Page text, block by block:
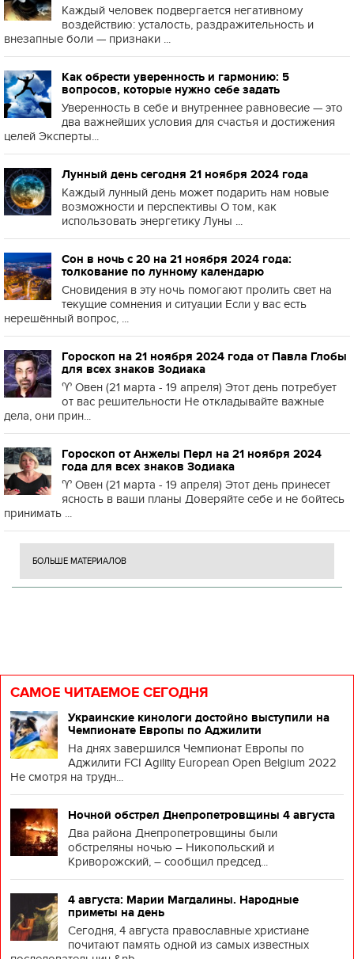
Каждый человек подвергается негативному
воздействию: усталость, раздражительность и
внезапные боли — признаки ...
Как обрести уверенность и гармонию: 5
вопросов, которые нужно себе задать
Уверенность в себе и внутреннее равновесие — это
два важнейших условия для счастья и достижения
целей Эксперты...
Лунный день сегодня 21 ноября 2024 года
Каждый лунный день может подарить нам новые
возможности и перспективы О том, как
использовать энергетику Луны ...
Сон в ночь с 20 на 21 ноября 2024 года:
толкование по лунному календарю
Сновидения в эту ночь помогают пролить свет на
текущие сомнения и ситуации Если у вас есть
нерешённый вопрос, ...
Гороскоп на 21 ноября 2024 года от Павла Глобы
для всех знаков Зодиака
♈️ Овен (21 марта - 19 апреля) Этот день потребует
от вас решительности Не откладывайте важные
дела, они прин...
Гороскоп от Анжелы Перл на 21 ноября 2024
года для всех знаков Зодиака
♈️ Овен (21 марта - 19 апреля) Этот день принесет
ясность в ваши планы Доверяйте себе и не бойтесь
принимать ...
БОЛЬШЕ МАТЕРИАЛОВ
САМОЕ ЧИТАЕМОЕ СЕГОДНЯ
Украинские кинологи достойно выступили на
Чемпионате Европы по Аджилити
На днях завершился Чемпионат Европы по
Аджилити FCI Agility European Open Belgium 2022
Не смотря на трудн...
Ночной обстрел Днепропетровщины 4 августа
Два района Днепропетровщины были
обстреляны ночью – Никопольский и
Криворожский, – сообщил председ...
4 августа: Марии Магдалины. Народные
приметы на день
Сегодня, 4 августа православные христиане
почитают память одной из самых известных